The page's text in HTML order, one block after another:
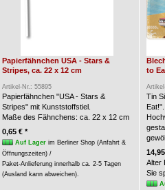
Papierfähnchen USA - Stars &
Stripes, ca. 22 x 12 cm
Artikel-Nr.: 55895
Papierfähnchen "USA - Stars &
Stripes" mit Kunststoffstiel.
Maße des Fähnchens: ca. 22 x 12 cm
0,65 € *
Auf Lagerim Berliner Shop (Anfahrt &
Öffnungszeiten) /
Paket-Anlieferung innerhalb ca. 2-5 Tagen
(Ausland kann abweichen).
to
Tin
Eat!".
Alter
Sie